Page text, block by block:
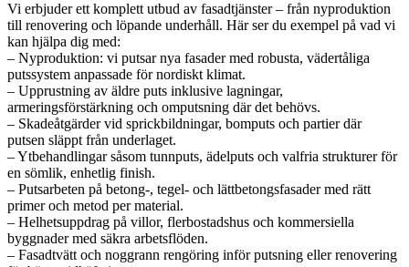
Vi erbjuder ett komplett utbud av fasadtjänster – från nyproduktion
till renovering och löpande underhåll. Här ser du exempel på vad vi
kan hjälpa dig med:
– Nyproduktion: vi putsar nya fasader med robusta, vädertåliga
putssystem anpassade för nordiskt klimat.
– Upprustning av äldre puts inklusive lagningar,
armeringsförstärkning och omputsning där det behövs.
– Skadeåtgärder vid sprickbildningar, bomputs och partier där
putsen släppt från underlaget.
– Ytbehandlingar såsom tunnputs, ädelputs och valfria strukturer för
en sömlik, enhetlig finish.
– Putsarbeten på betong-, tegel- och lättbetongsfasader med rätt
primer och metod per material.
– Helhetsuppdrag på villor, flerbostadshus och kommersiella
byggnader med säkra arbetsflöden.
– Fasadtvätt och noggrann rengöring inför putsning eller renovering